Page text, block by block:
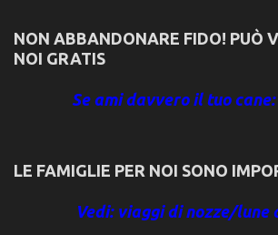
NON ABBANDONARE FIDO! PUÒ
NOI GRATIS
Se ami davvero il tuo
LE FAMIGLIE PER NOI SONO
Vedi: viaggi di nozze/lune